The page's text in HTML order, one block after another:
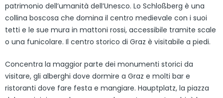
patrimonio dell’umanità dell’Unesco. Lo Schloßberg è una
collina boscosa che domina il centro medievale con i suoi
tetti e le sue mura in mattoni rossi, accessibile tramite scale
o una funicolare. Il centro storico di Graz è visitabile a piedi.
Concentra la maggior parte dei monumenti storici da
visitare, gli alberghi dove dormire a Graz e molti bar e
ristoranti dove fare festa e mangiare. Hauptplatz, la piazza